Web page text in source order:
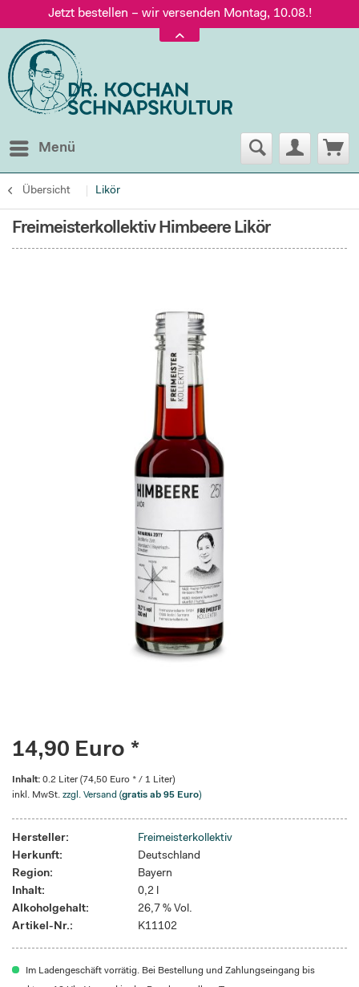
Jetzt bestellen – wir versenden Montag, 10.08.!
Versand nur 5,60 €, gratis ab 95 € Warenwert
Jetzt bestellen – wir versenden Montag, 10.08.!
Menü
Übersicht Likör
Freimeisterkollektiv Himbeere Likör
14,90 Euro *
Inhalt: 0.2 Liter (74,50 Euro * / 1 Liter)
inkl. MwSt. zzgl. Versand (gratis ab 95 Euro)
Hersteller:
Freimeisterkollektiv
Herkunft:
Deutschland
Region:
Bayern
Inhalt:
0,2 l
Alkoholgehalt:
26,7 % Vol.
Artikel-Nr.:
K11102
Im Ladengeschäft vorrätig. Bei Bestellung und Zahlungseingang bis